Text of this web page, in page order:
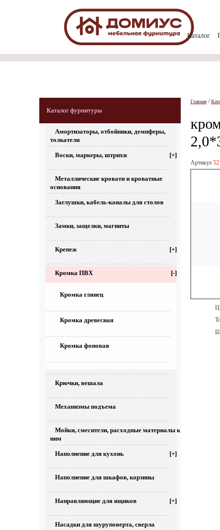
Каталог
Каталог фурнитуры
Амортизаторы, отбойники, демпферы,
толкатели
Воски, маркеры, штрихи [+]
Металлические кровати и кроватные
основания
Заглушки, кабель-каналы для столов
Замки, защелки, магниты
Крепеж [+]
Кромка ПВХ [-]
Кромка глянец
Кромка древесная
Кромка фоновая
Крючки, вешала
Механизмы подъема
Мойки, смесители, расходные материалы к
ним
Наполнение для кухонь [+]
Наполнение для шкафов, корзины
Направляющие для ящиков [+]
Насадки для шуруповерта, сверла
Главная/
Артикул